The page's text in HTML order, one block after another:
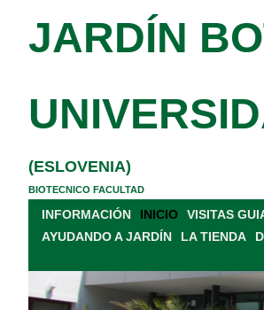
JARDÍN
(ESLOVENIA)
BIOTECNICO FACULTAD
INFORMACIÓN INICIO VISITAS
AYUDANDO A JARDÍN
LA TIENDA